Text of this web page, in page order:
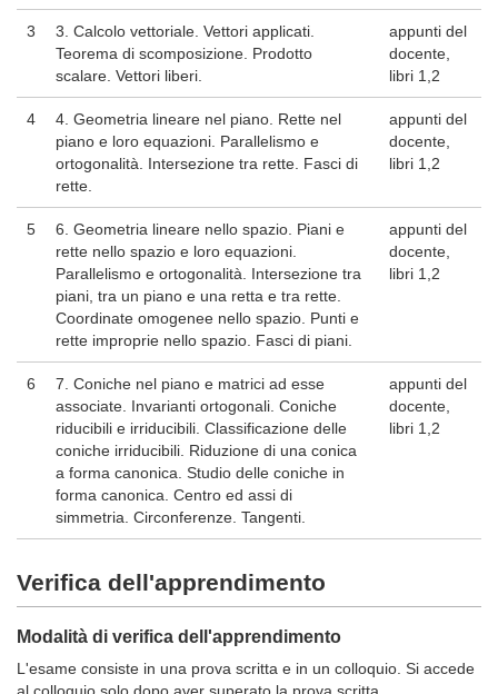
3
3. Calcolo vettoriale. Vettori applicati.
Teorema di scomposizione. Prodotto
scalare. Vettori liberi.
appunti del
docente,
libri 1,2
4
4. Geometria lineare nel piano. Rette nel
piano e loro equazioni. Parallelismo e
ortogonalità. Intersezione tra rette. Fasci di
rette.
appunti del
docente,
libri 1,2
5
6. Geometria lineare nello spazio. Piani e
rette nello spazio e loro equazioni.
Parallelismo e ortogonalità. Intersezione tra
piani, tra un piano e una retta e tra rette.
Coordinate omogenee nello spazio. Punti e
rette improprie nello spazio. Fasci di piani.
appunti del
docente,
libri 1,2
6
7. Coniche nel piano e matrici ad esse
associate. Invarianti ortogonali. Coniche
riducibili e irriducibili. Classificazione delle
coniche irriducibili. Riduzione di una conica
a forma canonica. Studio delle coniche in
forma canonica. Centro ed assi di
simmetria. Circonferenze. Tangenti.
appunti del
docente,
libri 1,2
Verifica dell'apprendimento
Modalità di verifica dell'apprendimento
L'esame consiste in una prova scritta e in un colloquio. Si accede